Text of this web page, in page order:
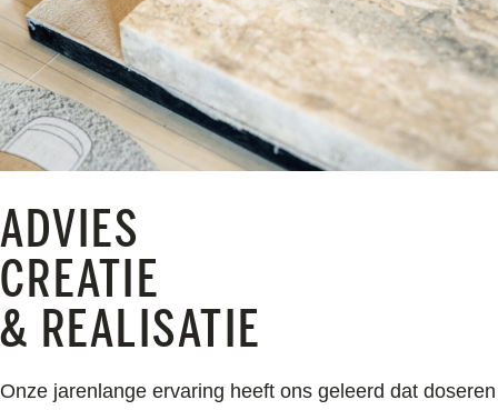
ADVIES
CREATIE
& REALISATIE
Onze jarenlange ervaring heeft ons geleerd dat doseren